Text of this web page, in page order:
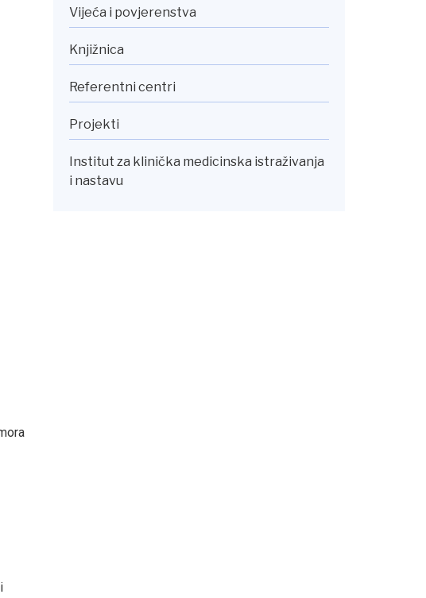
Vijeća i povjerenstva
Knjižnica
Referentni centri
Projekti
Institut za klinička medicinska istraživanja
i nastavu